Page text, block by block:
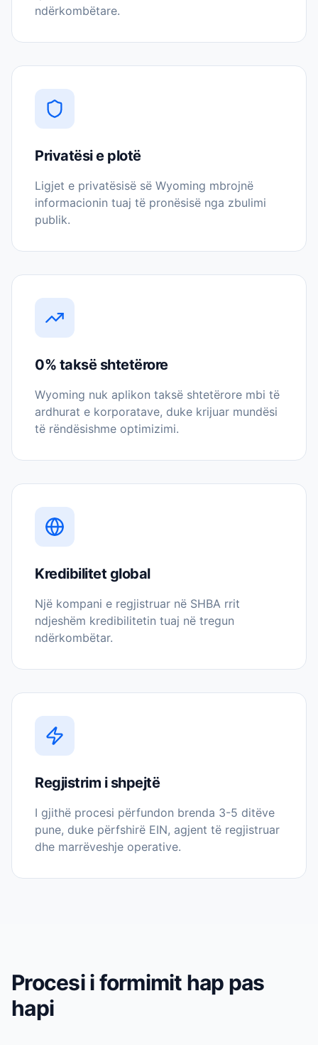
ndërkombëtare.
Privatësi e plotë
Ligjet e privatësisë së Wyoming mbrojnë
informacionin tuaj të pronësisë nga zbulimi
publik.
0% taksë shtetërore
Wyoming nuk aplikon taksë shtetërore mbi të
ardhurat e korporatave, duke krijuar mundësi
të rëndësishme optimizimi.
Kredibilitet global
Një kompani e regjistruar në SHBA rrit
ndjeshëm kredibilitetin tuaj në tregun
ndërkombëtar.
Regjistrim i shpejtë
I gjithë procesi përfundon brenda 3-5 ditëve
pune, duke përfshirë EIN, agjent të regjistruar
dhe marrëveshje operative.
Procesi i formimit hap pas
hapi